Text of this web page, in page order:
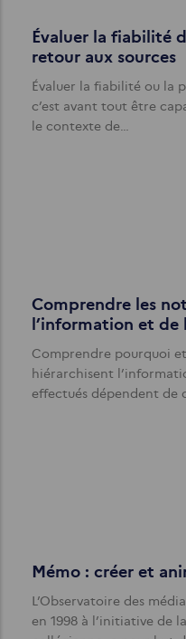
Évaluer la fiabilité
retour aux sources
Évaluer la fiabilité ou la
c’est avant tout être
le contexte de…
Comprendre les
l’information et de
Comprendre pourquoi
hiérarchisent
effectués dépendent de
Mémo : créer et
L’Observatoire des
en 1998 à l’initiative de